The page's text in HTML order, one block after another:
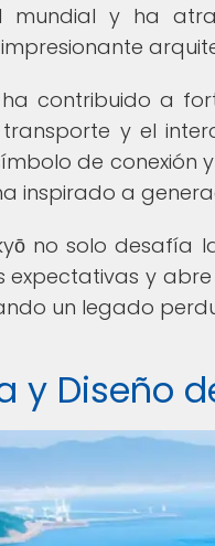
mundial y ha
contribuido a
y el
de
inspirado a
no solo
y
un legado
y Diseño